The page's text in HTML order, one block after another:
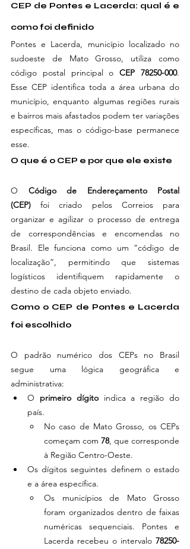
CEP de Pontes e Lacerda: qual é e
como foi definido
Pontes e Lacerda, município localizado no
sudoeste de Mato Grosso, utiliza como
código postal principal o CEP 78250-000.
Esse CEP identifica toda a área urbana do
município, enquanto algumas regiões rurais
e bairros mais afastados podem ter variações
específicas, mas o código-base permanece
esse.
O que é o CEP e por que ele existe
O Código de Endereçamento Postal
(CEP) foi criado pelos Correios para
organizar e agilizar o processo de entrega
de correspondências e encomendas no
Brasil. Ele funciona como um “código de
localização”, permitindo que sistemas
logísticos identifiquem rapidamente o
destino de cada objeto enviado.
Como o CEP de Pontes e Lacerda
foi escolhido
O padrão numérico dos CEPs no Brasil
segue uma lógica geográfica e
administrativa:
O primeiro dígito indica a região do
país.
No caso de Mato Grosso, os CEPs
começam com 78, que corresponde
à Região Centro-Oeste.
Os dígitos seguintes definem o estado
e a área específica.
Os municípios de Mato Grosso
foram organizados dentro de faixas
numéricas sequenciais. Pontes e
Lacerda recebeu o intervalo 78250-